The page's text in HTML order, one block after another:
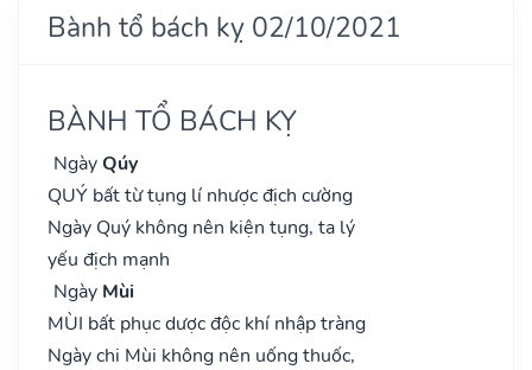
Bành tổ bách kỵ 02/10/2021
BÀNH TỔ BÁCH KỴ
NgàyQúy
QUÝ bất từ tụng lí nhược địch cường
Ngày Quý không nên kiện tụng, ta lý
yếu địch mạnh
Ngày Mùi
MÙI bất phục dược độc khí nhập tràng
Ngày chi Mùi không nên uống thuốc,